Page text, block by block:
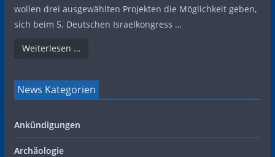
wollen drei ausgewählten Projekten die Möglichkeit geben,
sich beim 5. Deutschen Israelkongress …
Weiterlesen …
News Kategorien
Ankündigungen
Archäologie